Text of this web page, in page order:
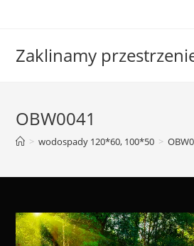
Zaklinamy
OBW0041
> wodospady 120*60, 100*50 >